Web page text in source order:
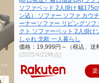
ソファベッド 2人掛け 幅
ン込） ソファー ソファ カウ
ーナーソファー リビングソフ
クト ソファーベット 2人掛け
しゃれ 北欧 一人暮らし
価格：19,999円～（税込、送
(2025/4/22時点)